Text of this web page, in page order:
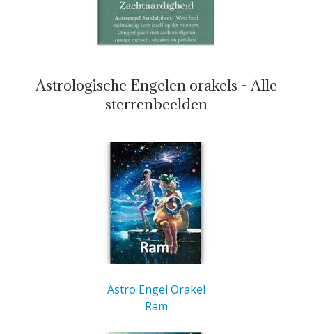
Astrologische Engelen orakels - Alle
sterrenbeelden
Astro Engel Orakel
Ram